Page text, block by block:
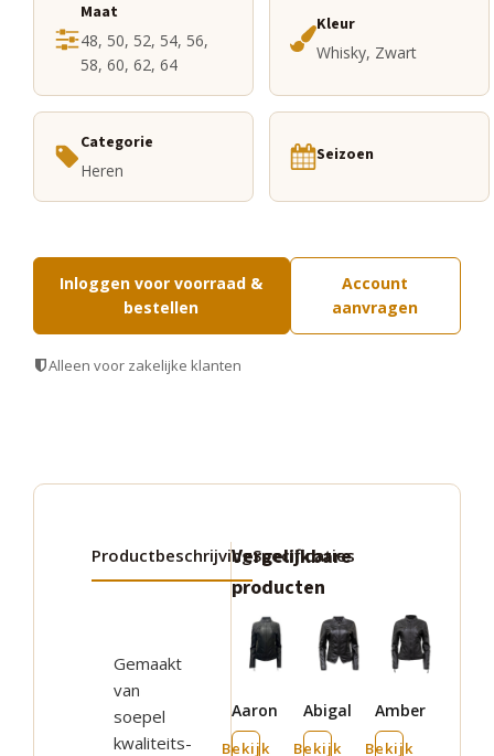
Maat
48, 50, 52, 54, 56,
58, 60, 62, 64
Kleur
Whisky, Zwart
Categorie
Heren
Seizoen
Inloggen voor voorraad &
bestellen
Account
aanvragen
Alleen voor zakelijke klanten
ProductbeschrijvingSpecificaties
Gemaakt
van
soepel
kwaliteits-
Vergelijkbare
producten
Aaron
Bekijk
Dit
product
meerdere
variaties.
Abigal
Bekijk
Dit
product
meerdere
variaties.
Amber
Bekijk
Dit
product
meerdere
variaties.